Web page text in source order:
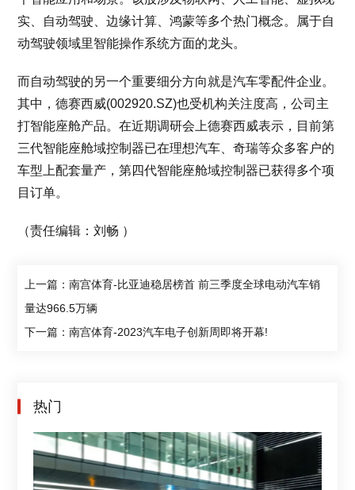
实、自动驾驶、边缘计算、鸿蒙等多个热门概念。属于自
动驾驶领域里智能操作系统方面的龙头。
而自动驾驶的另一个重要细分方向就是汽车零配件企业。
其中，德赛西威(002920.SZ)也受机构关注度高，公司主
打智能座舱产品。在近期调研会上德赛西威表示，目前第
三代智能座舱域控制器已在理想汽车、奇瑞等众多客户的
车型上配套量产，第四代智能座舱域控制器已获得多个项
目订单。
（责任编辑：刘畅 ）
上一篇：南宫体育-比亚迪稳居榜首 前三季度全球电动汽车销
量达966.5万辆
下一篇：南宫体育-2023汽车电子创新周即将开幕!
热门